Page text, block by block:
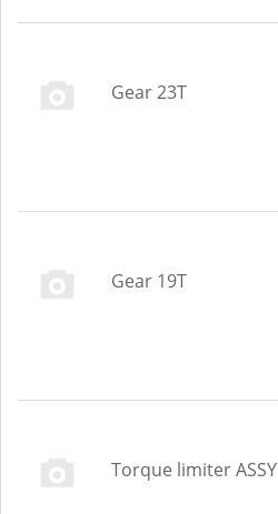
Gear 23T
Gear 19T
Torque limiter ASSY